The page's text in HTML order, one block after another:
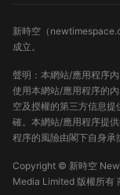
新時空（
成立。
聲明：本網站/應用程序
使用本網站/應用程序的
空及授權的第三方信息
確。本網站/應用程序提
程序的風險由閣下自身承
Copyright © 新時空
Media Limited 版權所有